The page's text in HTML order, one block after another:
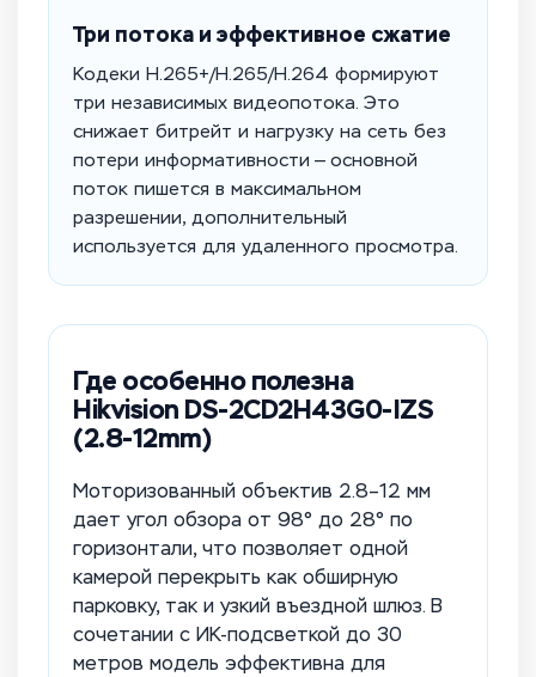
Три потока и эффективное сжатие
Кодеки H.265+/H.265/H.264 формируют
три независимых видеопотока. Это
снижает битрейт и нагрузку на сеть без
потери информативности — основной
поток пишется в максимальном
разрешении, дополнительный
используется для удаленного просмотра.
Где особенно полезна
Hikvision DS-2CD2H43G0-IZS
(2.8-12mm)
Моторизованный объектив 2.8–12 мм
дает угол обзора от 98° до 28° по
горизонтали, что позволяет одной
камерой перекрыть как обширную
парковку, так и узкий въездной шлюз. В
сочетании с ИК-подсветкой до 30
метров модель эффективна для